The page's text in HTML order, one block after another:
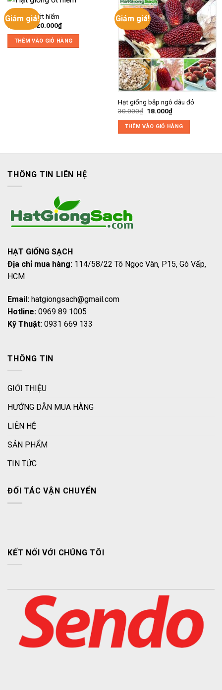
Giảm giá!
Hạt giống ớt hiểm
22.000₫
Giá
là:
22.000₫.
20.000₫Giá
hiện
tại
là:
20.000₫.
THÊM VÀO GIỎ HÀNG
Giảm giá!
Hạt giống bắp ngô dâu đỏ
30.000₫ Giá
là:
30.000₫.
18.000₫Giá
hiện
tại
là:
18.000₫.
THÊM VÀO GIỎ HÀNG
THÔNG TIN LIÊN HỆ
HẠT GIỐNG SẠCH
Địa chỉ mua hàng: 114/58/22 Tô Ngọc Vân, P15, Gò Vấp,
HCM
Email: hatgiongsach@gmail.com
Hotline: 0969 89 1005
Kỹ Thuật: 0931 669 133
THÔNG TIN
GIỚI THIỆU
HƯỚNG DẪN MUA HÀNG
LIÊN HỆ
SẢN PHẨM
TIN TỨC
ĐỐI TÁC VẬN CHUYỂN
KẾT NỐI VỚI CHÚNG TÔI